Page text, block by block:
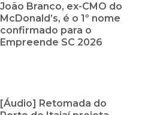
João Branco, ex-CMO do
McDonald’s, é o 1º nome
confirmado para o
Empreende SC 2026
[Áudio] Retomada do